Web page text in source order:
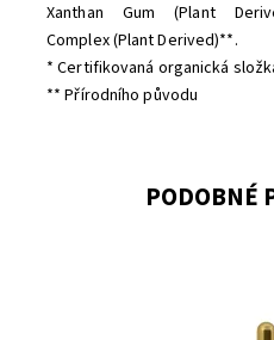
Xanthan Gum (Plant
Complex (Plant Derived)**.
* Certifikovaná organická
** Přírodního původu
PODOBNÉ